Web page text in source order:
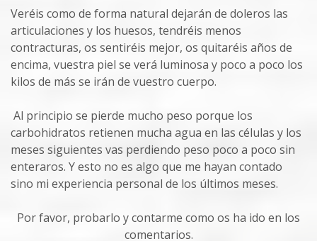
Veréis como de forma natural dejarán de doleros las
articulaciones y los huesos, tendréis menos
contracturas, os sentiréis mejor, os quitaréis años de
encima, vuestra piel se verá luminosa y poco a poco los
kilos de más se irán de vuestro cuerpo.
Al principio se pierde mucho peso porque los
carbohidratos retienen mucha agua en las células y los
meses siguientes vas perdiendo peso poco a poco sin
enteraros. Y esto no es algo que me hayan contado
sino mi experiencia personal de los últimos meses.
Por favor, probarlo y contarme como os ha ido en los
comentarios.